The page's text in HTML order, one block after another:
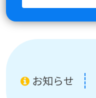
お知らせ